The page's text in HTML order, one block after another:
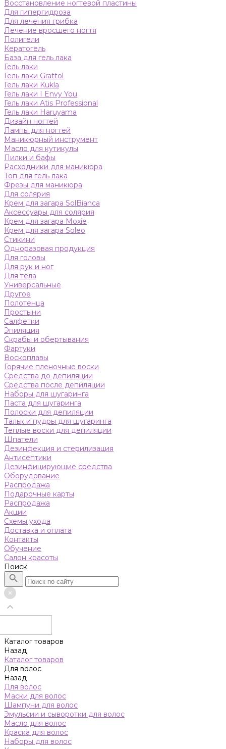
Восстановление ногтевой пластины
Для гипергидроза
Для лечения грибка
Лечение вросшего ногтя
Полигели
Кератогель
База для гель лака
Гель лаки
Гель лаки Grattol
Гель лаки Kukla
Гель лаки I Envy You
Гель лаки Atis Professional
Гель лаки Haruyama
Дизайн ногтей
Лампы для ногтей
Маникюрный инструмент
Масло для кутикулы
Пилки и бафы
Расходники для маникюра
Топ для гель лака
Фрезы для маникюра
Для солярия
Крем для загара SolBianca
Аксессуары для солярия
Крем для загара Moxie
Крем для загара Soleo
Стикини
Одноразовая продукция
Для головы
Для рук и ног
Для тела
Универсальные
Другое
Полотенца
Простыни
Салфетки
Эпиляция
Скрабы и обертывания
Фартуки
Воскоплавы
Горячие пленочные воски
Средства до депиляции
Средства после депиляции
Наборы для шугаринга
Паста для шугаринга
Полоски для депиляции
Тальк и пудры для шугаринга
Теплые воски для депиляции
Шпатели
Дезинфекция и стерилизация
Антисептики
Дезинфицирующие средства
Оборудование
Распродажа
Подарочные карты
Распродажа
Акции
Схемы ухода
Доставка и оплата
Контакты
Обучение
Салон красоты
Поиск
Каталог товаров
Назад
Каталог товаров
Для волос
Назад
Для волос
Маски для волос
Шампуни для волос
Эмульсии и сыворотки для волос
Масло для волос
Краска для волос
Наборы для волос